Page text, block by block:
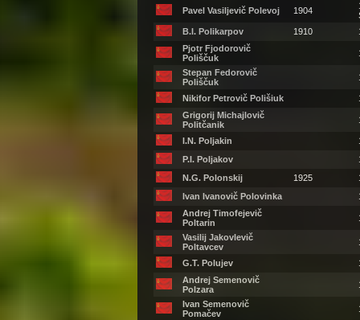
Pavel Vasiljevič Polevoj 1904
B.I. Polikarpov
1910
Pjotr Fjodorovič
Poliščuk
Stepan Fedorovič
Poliščuk
Nikifor Petrovič Polišiuk
Grigorij Michajlovič
Politčanik
I.N. Poljakin
P.I. Poljakov
N.G. Polonskij
1925
Ivan Ivanovič Polovinka
Andrej Timofejevič
Poltarin
Vasilij Jakovlevič
Poltavcev
G.T. Polujev
Andrej Semenovič
Polzara
Ivan Semenovič
Pomačev